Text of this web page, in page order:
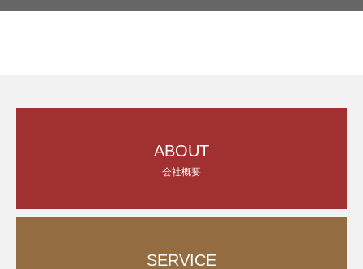
ABOUT
会社概要
SERVICE